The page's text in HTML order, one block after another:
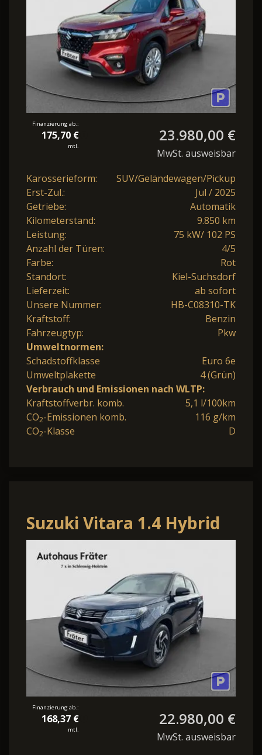
Finanzierung ab.:
175,70 €
mtl.
23.980,00 €
MwSt. ausweisbar
Karosserieform:
SUV/Geländewagen/Pickup
Erst-Zul.:
Jul / 2025
Getriebe:
Automatik
Kilometerstand:
9.850 km
Leistung:
75 kW/ 102 PS
Anzahl der Türen:
4/5
Farbe:
Rot
Standort:
Kiel-Suchsdorf
Lieferzeit:
ab sofort
Unsere Nummer:
HB-C08310-TK
Kraftstoff:
Benzin
Fahrzeugtyp:
Pkw
Umweltnormen:
Schadstoffklasse
Euro 6e
Umweltplakette
4 (Grün)
Verbrauch und Emissionen nach WLTP:
Kraftstoffverbr. komb.
5,1 l/100km
CO2-Emissionen komb.
116 g/km
CO2-Klasse D
Suzuki Vitara 1.4 Hybrid
Comfort+ Panorama
Allwetterrei
Finanzierung ab.:
168,37 €
mtl.
22.980,00 €
MwSt. ausweisbar